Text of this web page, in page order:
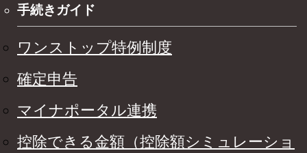
手続きガイド
ワンストップ特例制度
確定申告
マイナポータル連携
控除できる金額（控除額シミュレーショ